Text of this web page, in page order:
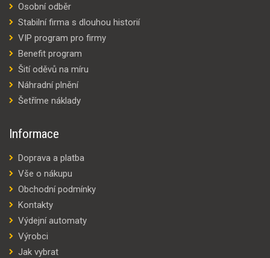
Osobní odběr
Stabilní firma s dlouhou historií
VIP program pro firmy
Benefit program
Šití oděvů na míru
Náhradní plnění
Šetříme náklady
Informace
Doprava a platba
Vše o nákupu
Obchodní podmínky
Kontakty
Výdejní automaty
Výrobci
Jak vybrat